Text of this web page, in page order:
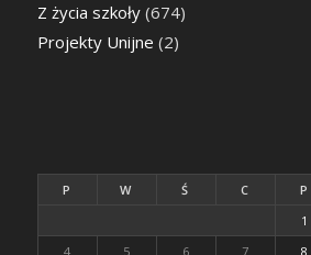
Z życia szkoły(674)
Projekty Unijne (2)
P W Ś C P
1
4
5 6 7 8